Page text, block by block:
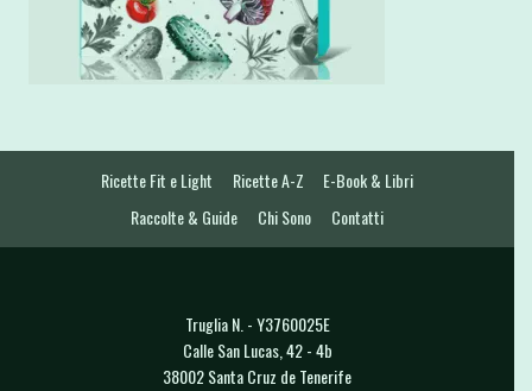
Ricette Fit e Light Ricette A-Z
E-Book & Libri
Raccolte & Guide
Chi Sono Contatti
Truglia N. - Y3760025E
Calle San Lucas, 42 - 4b
38002 Santa Cruz de Tenerife